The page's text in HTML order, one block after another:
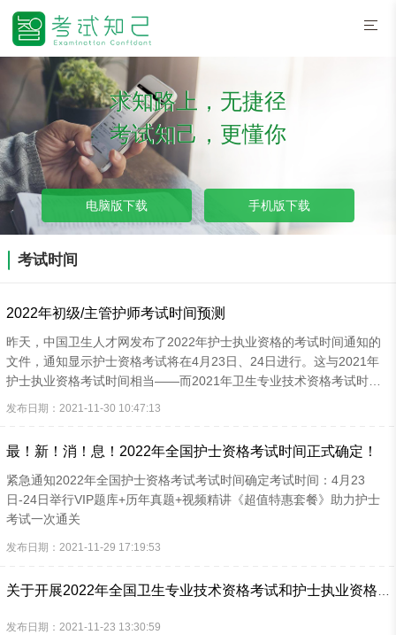
求知路上，无捷径
考试知己，更懂你
电脑版下载 手机版下载
考试时间
2022年初级/主管护师考试时间预测
昨天，中国卫生人才网发布了2022年护士执业资格的考试时间通知的
文件，通知显示护士资格考试将在4月23日、24日进行。这与2021年
护士执业资格考试时间相当——而2021年卫生专业技术资格考试时间
为——由此推断，2022年卫生初中级职称考试时间应早于护士执业资
时间还剩下139天？预估距离2022年卫生资格考试时间还有139天，看
着挺长时间的，但是真正复习时间还有多少？我们算一算：元旦、春
节、元宵节、清明节假期共10天左右。周六日时间或者调休时间走亲
访友、陪孩子等等各种琐事，至少20天。139-10-20=109天这只是全
发布日期：2021-11-30 10:47:13
最！新！消！息！2022年全国护士资格考试时间正式确定！
紧急通知2022年全国护士资格考试考试时间确定考试时间：4月23
日-24日举行VIP题库+历年真题+视频精讲《超值特惠套餐》助力护士
考试一次通关
发布日期：2021-11-29 17:19:53
发布日期：2021-11-23 13:30:59